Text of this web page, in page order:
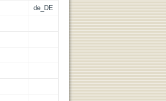
de_DE